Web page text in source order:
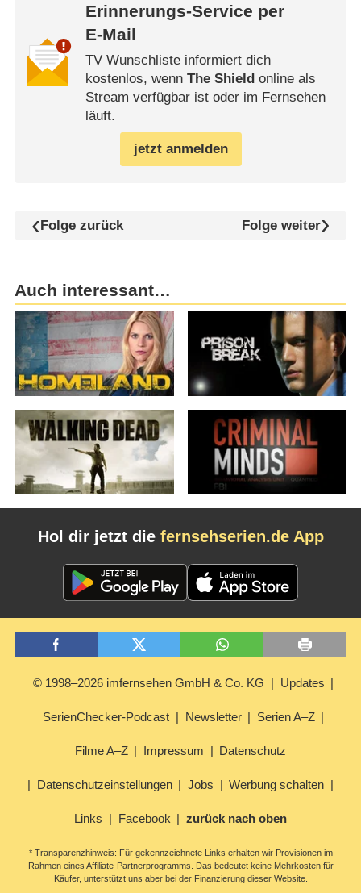
Erinnerungs-Service per
E-Mail
TV Wunschliste informiert dich
kostenlos, wenn The Shieldonline als
Stream verfügbar ist oder im Fernsehen
läuft.
jetzt anmelden
Folge zurück Folge weiter
Auch interessant…
Hol dir jetzt die fernsehserien.de App
© 1998–2026 imfernsehen GmbH & Co. KG Updates
SerienChecker-Podcast Newsletter Serien A–Z
Filme A–Z Impressum Datenschutz
Datenschutzeinstellungen Jobs Werbung schalten
Links Facebook zurück nach oben
* Transparenzhinweis: Für gekennzeichnete Links erhalten wir Provisionen im
Rahmen eines Affiliate-Partnerprogramms. Das bedeutet keine Mehrkosten für
Käufer, unterstützt uns aber bei der Finanzierung dieser Website.